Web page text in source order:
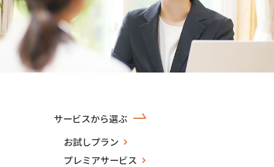
サービスから選ぶ
お試しプラン
プレミアサービス